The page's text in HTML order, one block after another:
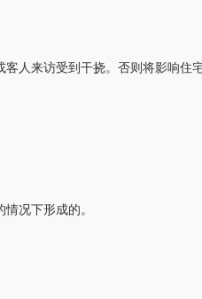
人来访受到干挠。否则将影响住
况下形成的。